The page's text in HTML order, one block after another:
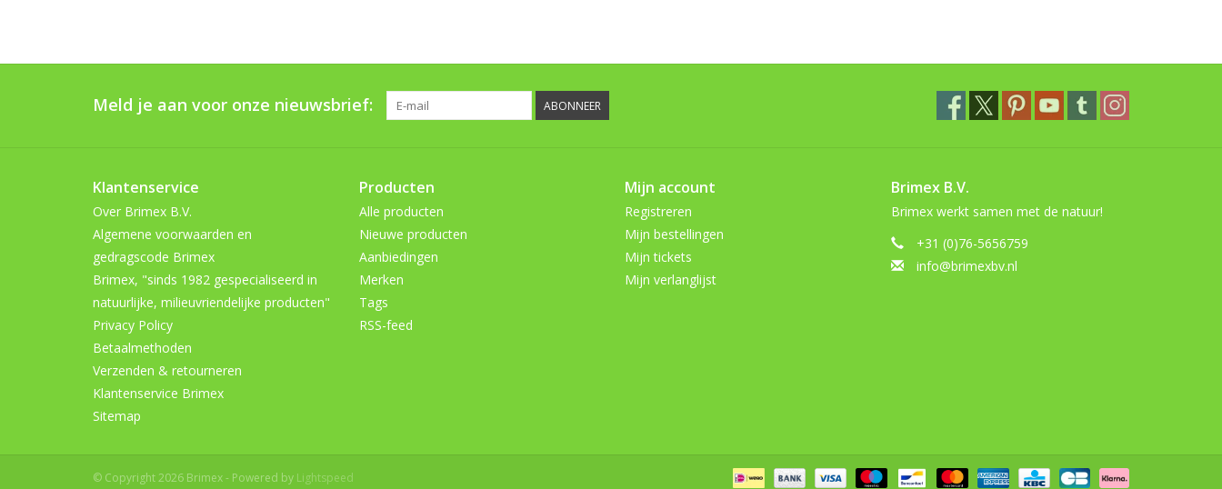
Meld je aan voor onze nieuwsbrief: ABONNEER
Klantenservice
Over Brimex B.V.
Algemene voorwaarden en
gedragscode Brimex
Brimex, "sinds 1982 gespecialiseerd in
natuurlijke, milieuvriendelijke producten"
Privacy Policy
Betaalmethoden
Verzenden & retourneren
Klantenservice Brimex
Sitemap
Producten
Alle producten
Nieuwe producten
Aanbiedingen
Merken
Tags
RSS-feed
Mijn account
Registreren
Mijn bestellingen
Mijn tickets
Mijn verlanglijst
Brimex B.V.
Brimex werkt samen met de natuur!
+31 (0)76-5656759
info@brimexbv.nl
© Copyright 2026 Brimex - Powered by Lightspeed